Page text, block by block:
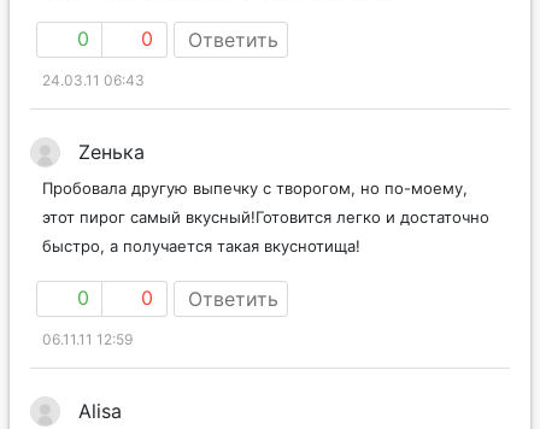
0 0 Ответить
24.03.11 06:43
Zенька
Пробовала другую выпечку с творогом, но по-моему,
этот пирог самый вкусный!Готовится легко и достаточно
быстро, а получается такая вкуснотища!
0 0 Ответить
06.11.11 12:59
Alisa